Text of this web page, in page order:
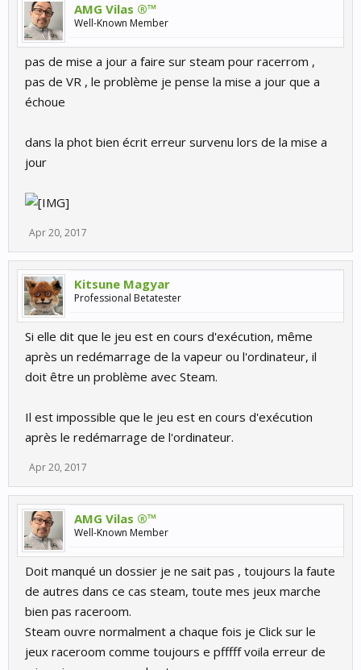
AMG Vilas ®™
Well-Known Member
pas de mise a jour a faire sur steam pour racerrom ,
pas de VR , le problème je pense la mise a jour que a
échoue
dans la phot bien écrit erreur survenu lors de la mise a
jour
Apr 20, 2017
Kitsune Magyar
Professional Betatester
Si elle dit que le jeu est en cours d'exécution, même
après un redémarrage de la vapeur ou l'ordinateur, il
doit être un problème avec Steam.
Il est impossible que le jeu est en cours d'exécution
après le redémarrage de l'ordinateur.
Apr 20, 2017
AMG Vilas ®™
Well-Known Member
Doit manqué un dossier je ne sait pas , toujours la faute
de autres dans ce cas steam, toute mes jeux marche
bien pas raceroom.
Steam ouvre normalment a chaque fois je Click sur le
jeux raceroom comme toujours e pfffff voila erreur de